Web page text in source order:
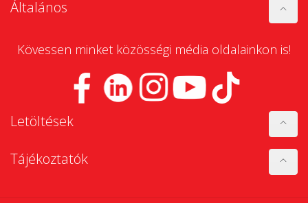
Általános
Kövessen minket közösségi média oldalainkon is!
Letöltések
Tájékoztatók